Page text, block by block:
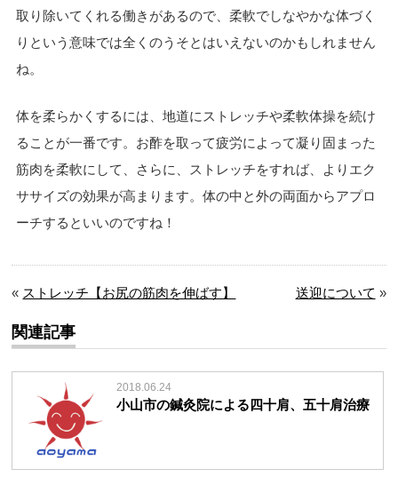
取り除いてくれる働きがあるので、柔軟でしなやかな体づく
りという意味では全くのうそとはいえないのかもしれません
ね。
体を柔らかくするには、地道にストレッチや柔軟体操を続け
ることが一番です。お酢を取って疲労によって凝り固まった
筋肉を柔軟にして、さらに、ストレッチをすれば、よりエク
ササイズの効果が高まります。体の中と外の両面からアプロ
ーチするといいのですね！
« ストレッチ【お尻の筋肉を伸ばす】 送迎について »
関連記事
2018.06.24
小山市の鍼灸院による四十肩、五十肩治療